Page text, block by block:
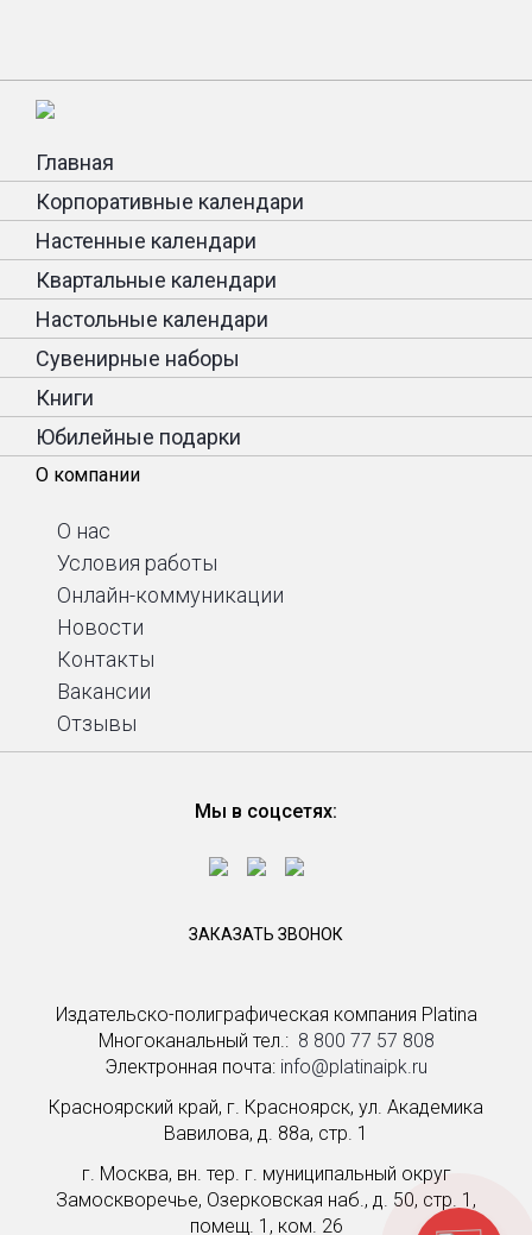
Издательско-полиграфическая компания Platina
Многоканальный тел.: ­ 8 800 77 57 808
Электронная почта: info@platinaipk.ru
Красноярский край, г. Красноярск, ул. Академика
Вавилова, д. 88а, стр. 1
г. Москва, вн. тер. г. муниципальный округ
Замоскворечье, Озерковская наб., д. 50, стр. 1,
помещ. 1, ком. 26
Главная
Корпоративные календари
Настенные календари
Квартальные календари
Настольные календари
Сувенирные наборы
Книги
Юбилейные подарки
О компании
О нас
Условия работы
Онлайн-коммуникации
Новости
Контакты
Вакансии
Отзывы
Мы в соцсетях:
ЗАКАЗАТЬ ЗВОНОК